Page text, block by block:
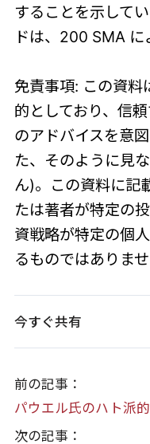
することを示して
ドは、200 SMA に
免責事項: この資料
的としており、信
のアドバイスを意
た、そのように見
ん)。この資料に記
たは著者が特定の
資戦略が特定の個
るものではありませ
今すぐ共有
前の記事：
パウエル氏のハト派
次の記事：